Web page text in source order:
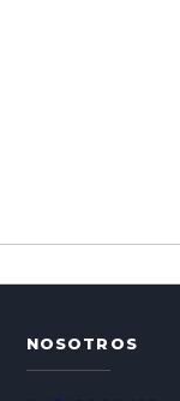
NOSOTROS